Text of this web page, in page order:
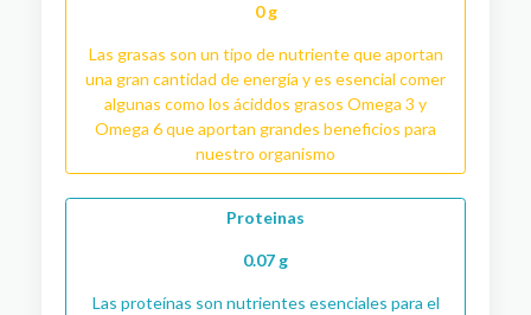
0 g
Las grasas son un tipo de nutriente que aportan
una gran cantidad de energía y es esencial comer
algunas como los áciddos grasos Omega 3 y
Omega 6 que aportan grandes beneficios para
nuestro organismo
Proteinas
0.07 g
Las proteínas son nutrientes esenciales para el